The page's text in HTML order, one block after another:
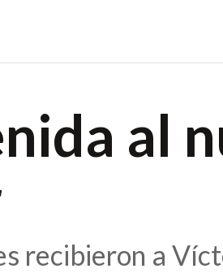
al
recibieron a